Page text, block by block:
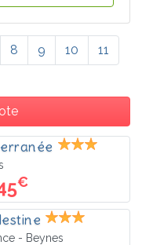
8 9 10 11
€
- Beynes